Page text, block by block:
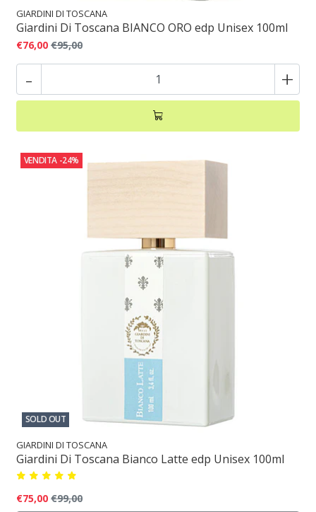
GIARDINI DI TOSCANA
Giardini Di Toscana BIANCO ORO edp Unisex 100ml
€76,00 €95,00
- +
VENDITA -24%
SOLD OUT
GIARDINI DI TOSCANA
Giardini Di Toscana Bianco Latte edp Unisex 100ml
€75,00 €99,00